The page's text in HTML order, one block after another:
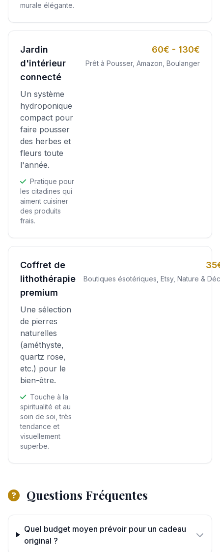
murale élégante.
Jardin
d'intérieur
connecté
Un système
hydroponique
compact pour
faire pousser
des herbes et
fleurs toute
l'année.
Pratique pour
les citadines qui
aiment cuisiner
des produits
frais.
60€ - 130€
Prêt à Pousser, Amazon, Boulanger
Coffret de
lithothérapie
premium
Une sélection
de pierres
naturelles
(améthyste,
quartz rose,
etc.) pour le
bien-être.
Touche à la
spiritualité et au
soin de soi, très
tendance et
visuellement
superbe.
Boutiques ésotériques, Etsy, Nature &
Questions Fréquentes
Quel budget moyen prévoir pour un cadeau
original ?